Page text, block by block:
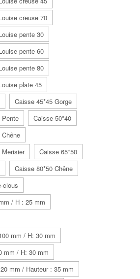
creuse 70
pente 30
pente 60
pente 80
plate 45
Caisse 45*45 Gorge
Pente
Caisse 50*40
Caisse 65*50
Caisse 80*50 Chêne
clous
/ H : 25 mm
mm / H: 30 mm
mm / H: 30 mm
mm / Hauteur : 35 mm